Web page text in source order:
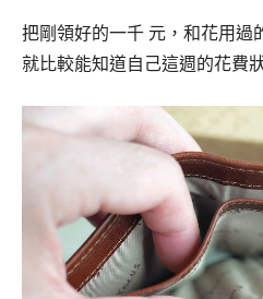
把剛領好的一千 元，和花用過
就比較能知道自己這週的花費